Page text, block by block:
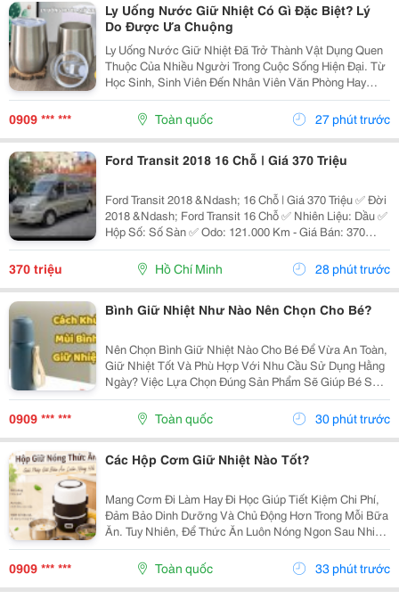
Ly Uống Nước Giữ Nhiệt Có Gì Đặc Biệt? Lý
Do Được Ưa Chuộng
Ly Uống Nước Giữ Nhiệt Đã Trở Thành Vật Dụng Quen
Thuộc Của Nhiều Người Trong Cuộc Sống Hiện Đại. Từ
Học Sinh, Sinh Viên Đến Nhân Viên Văn Phòng Hay
Người Thường Xuyên Di Chuyển Đều Có Thể Sử Dụng
Để Mang Theo Đồ Uống Yêu Thích. Vậy Điều Gì Khiến
0909 *** *** Toàn quốc 27 phút trước
Ford Transit 2018 16 Chỗ | Giá 370 Triệu
Ford Transit 2018 &Ndash; 16 Chỗ | Giá 370 Triệu ✅ Đời
2018 &Ndash; Ford Transit 16 Chỗ ✅ Nhiên Liệu: Dầu ✅
Hộp Số: Số Sàn ✅ Odo: 121.000 Km - Giá Bán: 370
Triệu - Xem Xe: 76/45/14 Đường 19, P. Linh Chiểu, Tp.
370 triệu Hồ Chí Minh 28 phút trước
Bình Giữ Nhiệt Như Nào Nên Chọn Cho Bé?
Nên Chọn Bình Giữ Nhiệt Nào Cho Bé Để Vừa An Toàn,
Giữ Nhiệt Tốt Và Phù Hợp Với Nhu Cầu Sử Dụng Hằng
Ngày? Việc Lựa Chọn Đúng Sản Phẩm Sẽ Giúp Bé Sử
Dụng Thuận Tiện Hơn Và Cha Mẹ Cũng Yên Tâm Hơn.
Cùng Khám Phá 7 Tiêu Chí Quan Trọng Ngay Dưới Đây
0909 *** *** Toàn quốc 30 phút trước
Các Hộp Cơm Giữ Nhiệt Nào Tốt?
Mang Cơm Đi Làm Hay Đi Học Giúp Tiết Kiệm Chi Phí,
Đảm Bảo Dinh Dưỡng Và Chủ Động Hơn Trong Mỗi Bữa
Ăn. Tuy Nhiên, Để Thức Ăn Luôn Nóng Ngon Sau Nhiều
Giờ, Việc Lựa Chọn Một Chiếc Hộp Cơm Giữ Nhiệt Nào
Tốt Là Điều Rất Quan Trọng. Bài Viết Dưới Đây Sẽ...
0909 *** *** Toàn quốc 33 phút trước